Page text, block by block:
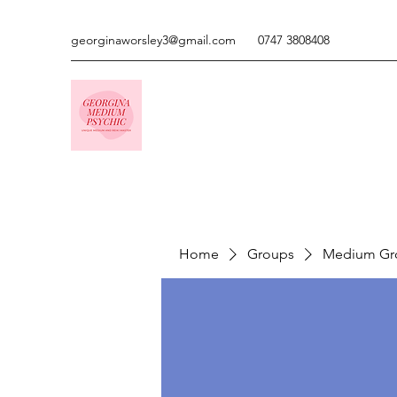
georginaworsley3@gmail.com 0747 3808408
Home Groups Medium